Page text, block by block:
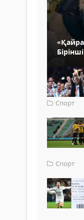
Спорт
Спорт